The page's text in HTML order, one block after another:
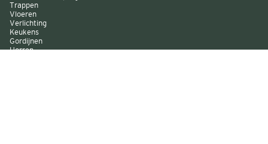
Trappen
Vloeren
Verlichting
Keukens
Gordijnen
Horren